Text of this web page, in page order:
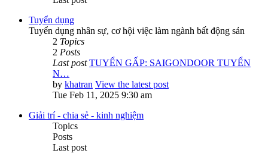
Tuyển dụng
Tuyển dụng nhân sự, cơ hội việc làm ngành bất động sản
2 Topics
2 Posts
Last post TUYỂN GẤP: SAIGONDOOR TUYỂN
N…
by khatran View the latest post
Tue Feb 11, 2025 9:30 am
Giải trí - chia sẻ - kinh nghiệm
Topics
Posts
Last post